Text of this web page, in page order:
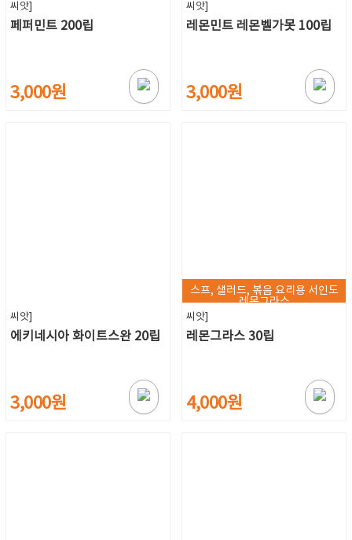
씨앗]
페퍼민트 200립
3,000원
씨앗]
레몬민트 레몬벨가못 100립
3,000원
씨앗]
에키네시아 화이트스완 20립
3,000원
스프, 샐러드, 볶음 요리용 서인도
레몬그라스
씨앗]
레몬그라스 30립
4,000원